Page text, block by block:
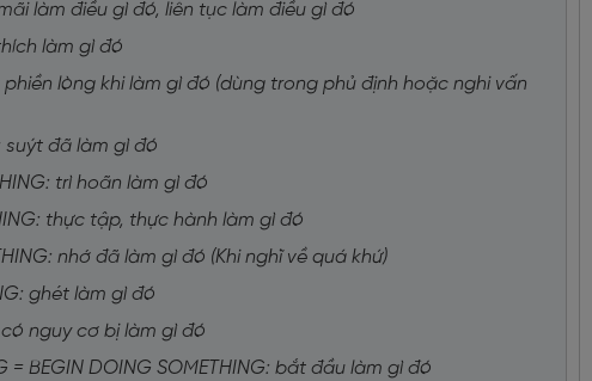
mãi làm điều gì đó, liên tục làm điều gì đó
làm gì đó
phiền lòng khi làm gì đó (dùng trong phủ định hoặc nghi vấn
suýt đã làm gì đó
trì hoãn làm gì đó
thực tập, thực hành làm gì đó
nhớ đã làm gì đó (Khi nghĩ về quá khứ)
ghét làm gì đó
có nguy cơ bị làm gì đó
= BEGIN DOING SOMETHING: bắt đầu làm gì đó